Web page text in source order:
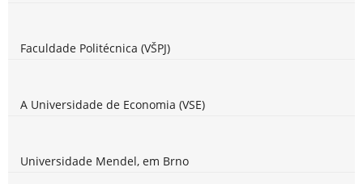
Faculdade Politécnica (VŠPJ)
A Universidade de Economia (VSE)
Universidade Mendel, em Brno